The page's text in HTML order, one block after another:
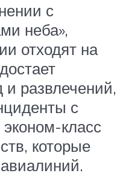
с
неба»,
отходят на
развлечений,
с
класс
которые